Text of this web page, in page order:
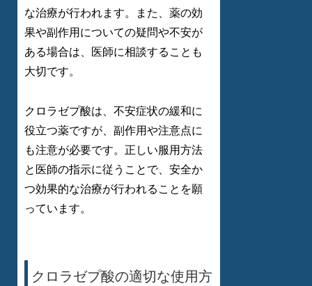
な治療が行われます。また、薬の効
果や副作用についての疑問や不安が
ある場合は、医師に相談することも
大切です。
クロラゼプ酸は、不安症状の緩和に
役立つ薬ですが、副作用や注意点に
も注意が必要です。正しい服用方法
と医師の指示に従うことで、安全か
つ効果的な治療が行われることを願
っています。
クロラゼプ酸の適切な使用方